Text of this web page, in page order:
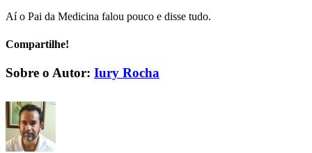
Aí o Pai da Medicina falou pouco e disse tudo.
Compartilhe!
Facebook
X
LinkedIn
WhatsApp
E-
Sobre o Autor: Iury Rocha